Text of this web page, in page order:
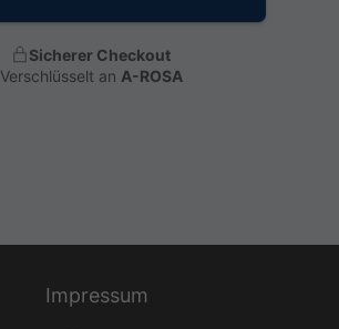
Sicherer Checkout
Verschlüsselt an A-ROSA
Impressum